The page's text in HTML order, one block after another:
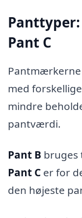
Panttyper:
Pant C
med
mindre
pantværdi.
Pant B bruges
Pant C er for
den højeste